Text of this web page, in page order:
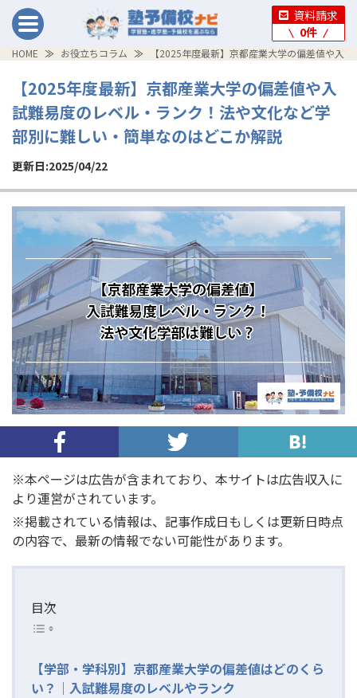
資料請求
0件
HOME お役立ちコラム 【2025年度最新】京都産業大学の偏差値や入
【2025年度最新】京都産業大学の偏差値や入
試難易度のレベル・ランク！法や文化など学
部別に難しい・簡単なのはどこか解説
更新日:2025/04/22
※本ページは広告が含まれており、本サイトは広告収入に
より運営がされています。
※掲載されている情報は、記事作成日もしくは更新日時点
の内容で、最新の情報でない可能性があります。
目次
【学部・学科別】京都産業大学の偏差値はどのくら
い？｜入試難易度のレベルやランク